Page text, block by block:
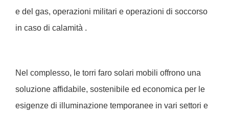
e del gas, operazioni militari e operazioni di soccorso
in caso di calamità .
Nel complesso, le torri faro solari mobili offrono una
soluzione affidabile, sostenibile ed economica per le
esigenze di illuminazione temporanee in vari settori e